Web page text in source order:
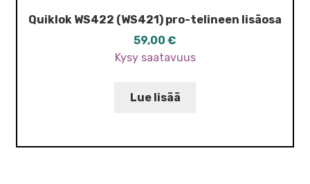
Quiklok WS422 (WS421) pro-telineen lisäosa
59,00 €
Kysy saatavuus
Lue lisää